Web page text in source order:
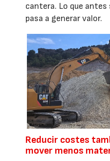
cantera. Lo que
pasa a generar valor.
Reducir costes
mover menos